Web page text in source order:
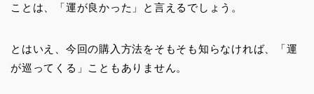
ことは、「運が良かった」と言えるでしょう。
とはいえ、今回の購入方法をそもそも知らなければ、「運
が巡ってくる」こともありません。